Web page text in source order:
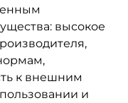
высокое
к внешним
и